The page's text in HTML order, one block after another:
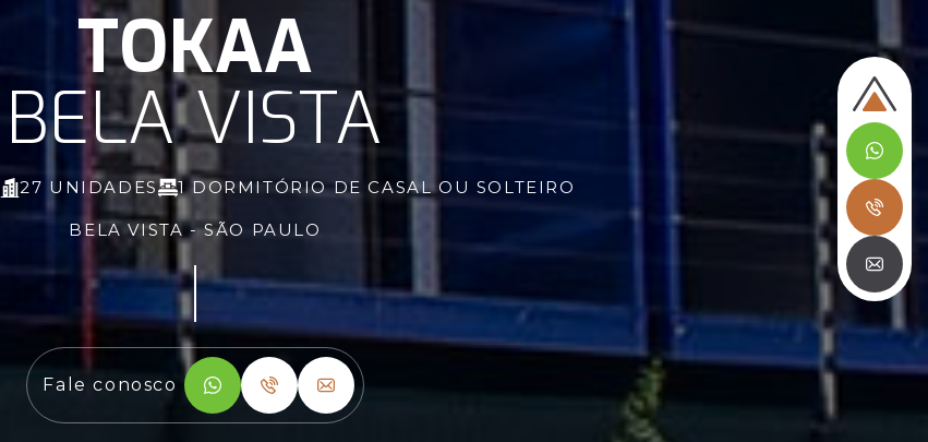
TOKAA
BELA VISTA
27 UNIDADES 1 DORMITÓRIO DE CASAL OU SOLTEIRO
BELA VISTA - SÃO PAULO
Fale conosco